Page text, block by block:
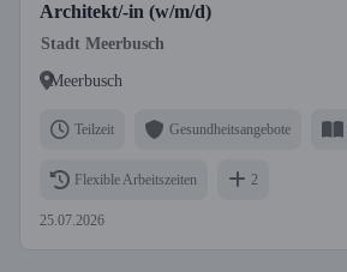
Architekt/-in (w/m/d)
Stadt Meerbusch
Meerbusch
Teilzeit Gesundheitsangebote
Flexible Arbeitszeiten 2
25.07.2026